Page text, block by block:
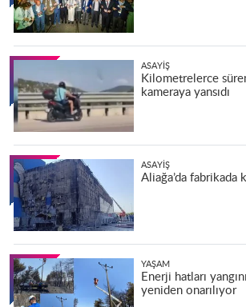
ASAYIŞ
Kilometrelerce
kameraya yansıdı
ASAYIŞ
Aliağa’da fabrikada
YAŞAM
Enerji hatları
yeniden onarılıyor